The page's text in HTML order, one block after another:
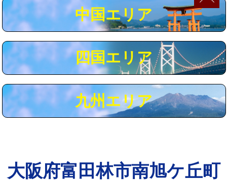
追加人工 16,500円
※給水管工事は20mmまでの価格です。
中国エリア
四国エリア
九州エリア
大阪府富田林市南旭ケ丘町